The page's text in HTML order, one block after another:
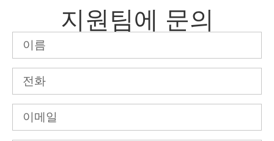
지원팀에 문의